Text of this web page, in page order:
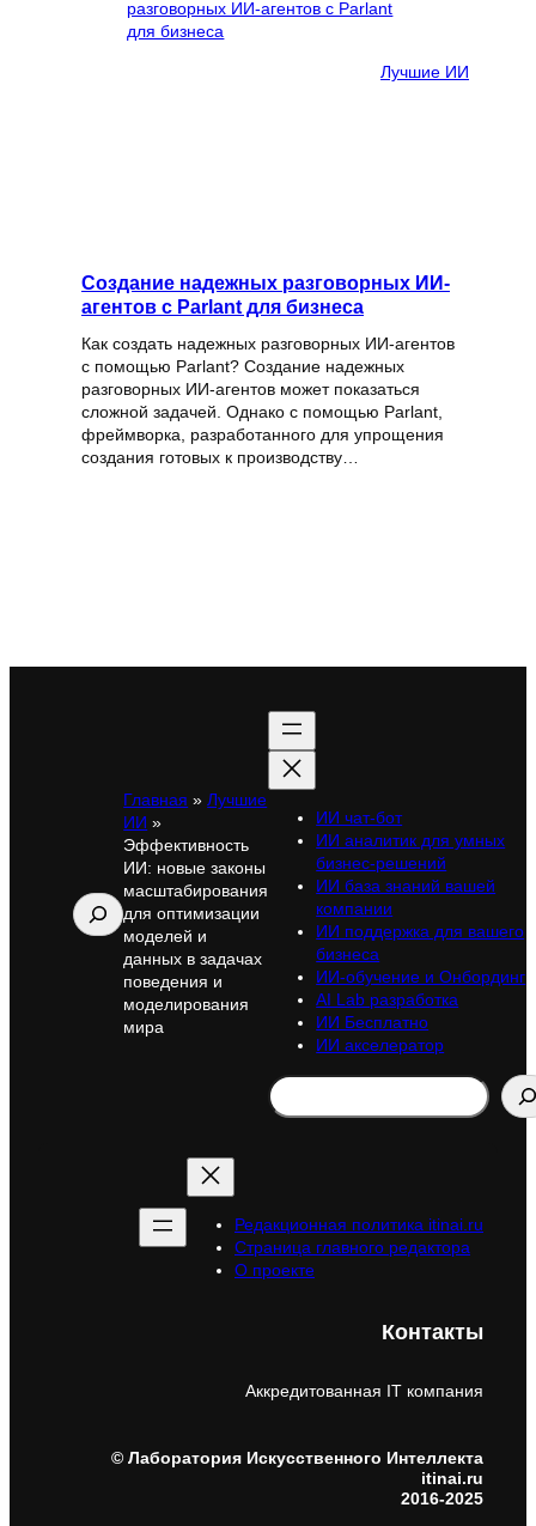
Лучшие ИИ
Создание надежных разговорных ИИ-
агентов с Parlant для бизнеса
Как создать надежных разговорных ИИ-агентов
с помощью Parlant? Создание надежных
разговорных ИИ-агентов может показаться
сложной задачей. Однако с помощью Parlant,
фреймворка, разработанного для упрощения
создания готовых к производству…
Поиск
Главная » Лучшие
ИИ »
Эффективность
ИИ: новые законы
масштабирования
для оптимизации
моделей и
данных в задачах
поведения и
моделирования
мира
ИИ чат-бот
ИИ аналитик для умных
бизнес-решений
ИИ база знаний вашей
компании
ИИ поддержка для вашего
бизнеса
ИИ-обучение и Онбординг
AI Lab разработка
ИИ Бесплатно
ИИ акселератор
Search
Редакционная политика itinai.ru
Страница главного редактора
О проекте
Контакты
Аккредитованная IT компания
© Лаборатория Искусственного Интеллекта
itinai.ru
2016-2025